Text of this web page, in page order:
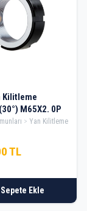
Kilitleme
M65X2. 0P
Yan Kilitleme
TL
Sepete Ekle